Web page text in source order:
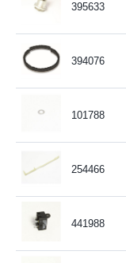
395633
394076
101788
254466
441988